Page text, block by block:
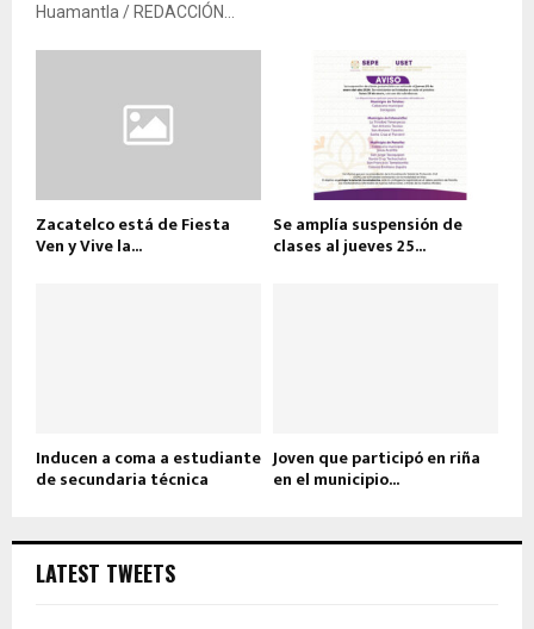
Huamantla / REDACCIÓN...
Zacatelco está de Fiesta
Ven y Vive la...
Se amplía suspensión de
clases al jueves 25...
Inducen a coma a estudiante
de secundaria técnica
Joven que participó en riña
en el municipio...
LATEST TWEETS